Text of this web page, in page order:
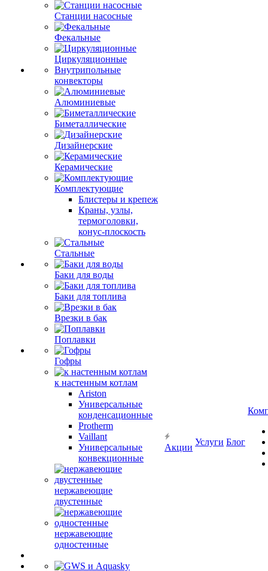
Станции насосные
Фекальные
Циркуляционные
Внутрипольные
конвекторы
Алюминиевые
Биметаллические
Дизайнерские
Керамические
Комплектующие
Блистеры и крепеж
Краны, узлы,
термоголовки,
конус-плоскость
Стальные
Баки для воды
Баки для топлива
Врезки в бак
Поплавки
Гофры
к настенным котлам
Ariston
Универсальные
конденсационные
Protherm
Vaillant
Универсальные
конвекционные
нержавеющие
двустенные
нержавеющие
одностенные
Акции
Услуги Блог